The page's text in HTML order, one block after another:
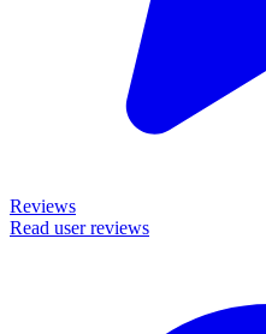
Reviews
Read user reviews